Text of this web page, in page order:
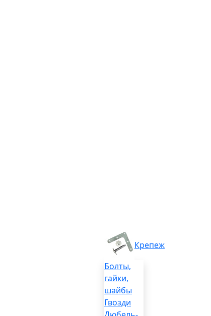
Крепеж
Болты,
гайки,
шайбы
Гвозди